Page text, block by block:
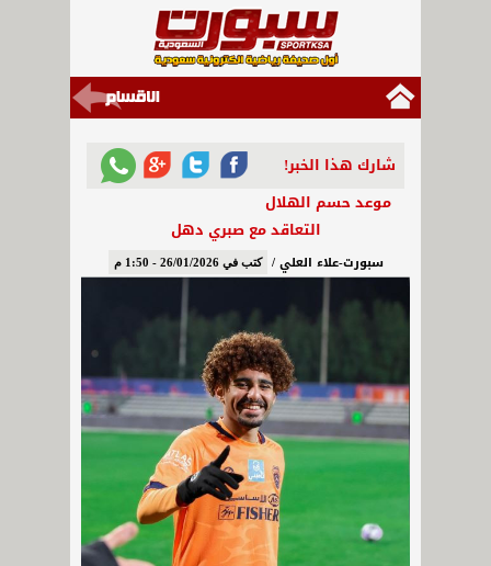
شارك هذا الخبر!
موعد حسم الهلال
التعاقد مع صبري دهل
سبورت-علاء العلي / كتب في 26/01/2026 - 1:50 م